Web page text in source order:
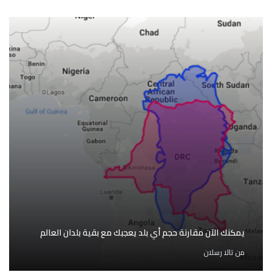
يمكنك الآن مقارنة حجم أي بلد يعجبك مع بقية بلدان العالم
منتالا رسلان